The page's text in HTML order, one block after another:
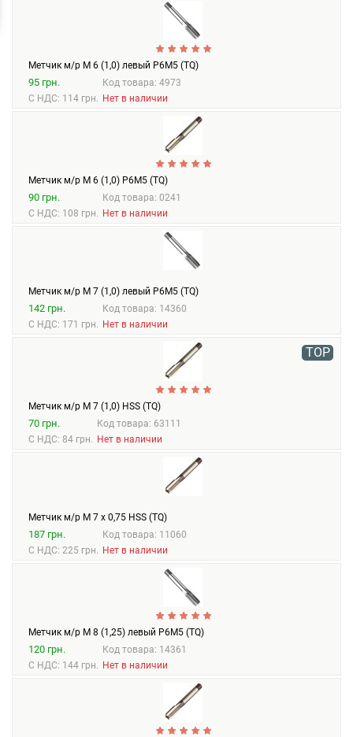
Метчик м/р М 6 (1,0) левый Р6М5 (TQ)
95 грн.
С НДС: 114 грн.
Код товара: 4973
Нет в наличии
Метчик м/р М 6 (1,0) Р6М5 (TQ)
90 грн.
С НДС: 108 грн.
Код товара: 0241
Нет в наличии
Метчик м/р М 7 (1,0) левый Р6М5 (TQ)
142 грн.
С НДС: 171 грн.
Код товара: 14360
Нет в наличии
TOP
Метчик м/р М 7 (1,0) HSS (TQ)
70 грн.
С НДС: 84 грн.
Код товара: 63111
Нет в наличии
Метчик м/р М 7 х 0,75 HSS (TQ)
187 грн.
С НДС: 225 грн.
Код товара: 11060
Нет в наличии
Метчик м/р М 8 (1,25) левый Р6М5 (TQ)
120 грн.
С НДС: 144 грн.
Код товара: 14361
Нет в наличии